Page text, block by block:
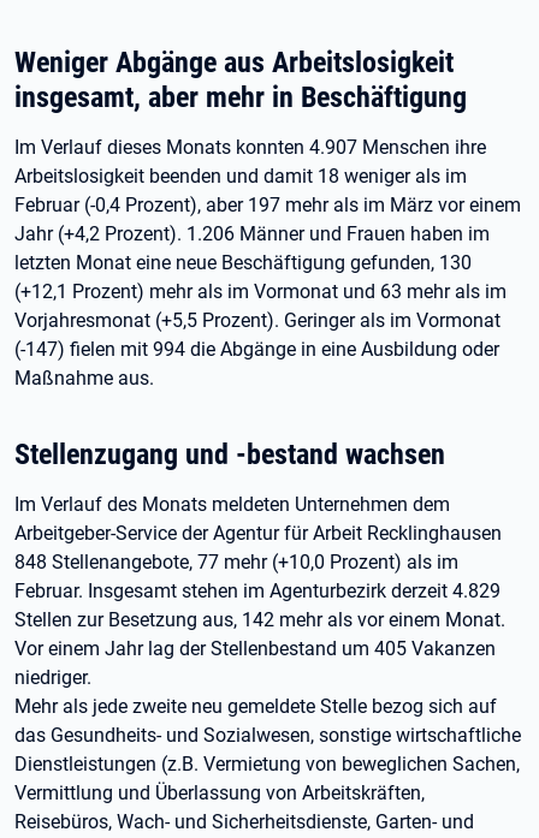
Weniger Abgänge aus Arbeitslosigkeit
insgesamt, aber mehr in Beschäftigung
Im Verlauf dieses Monats konnten 4.907 Menschen ihre
Arbeitslosigkeit beenden und damit 18 weniger als im
Februar (-0,4 Prozent), aber 197 mehr als im März vor einem
Jahr (+4,2 Prozent). 1.206 Männer und Frauen haben im
letzten Monat eine neue Beschäftigung gefunden, 130
(+12,1 Prozent) mehr als im Vormonat und 63 mehr als im
Vorjahresmonat (+5,5 Prozent). Geringer als im Vormonat
(-147) fielen mit 994 die Abgänge in eine Ausbildung oder
Maßnahme aus.
Stellenzugang und -bestand wachsen
Im Verlauf des Monats meldeten Unternehmen dem
Arbeitgeber-Service der Agentur für Arbeit Recklinghausen
848 Stellenangebote, 77 mehr (+10,0 Prozent) als im
Februar. Insgesamt stehen im Agenturbezirk derzeit 4.829
Stellen zur Besetzung aus, 142 mehr als vor einem Monat.
Vor einem Jahr lag der Stellenbestand um 405 Vakanzen
niedriger.
Mehr als jede zweite neu gemeldete Stelle bezog sich auf
das Gesundheits- und Sozialwesen, sonstige wirtschaftliche
Dienstleistungen (z.B. Vermietung von beweglichen Sachen,
Vermittlung und Überlassung von Arbeitskräften,
Reisebüros, Wach- und Sicherheitsdienste, Garten- und